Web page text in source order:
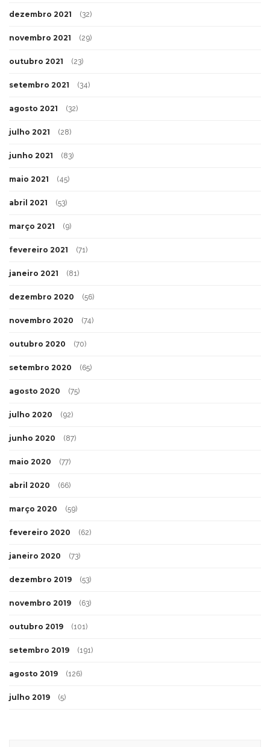
dezembro 2021 (32)
novembro 2021 (29)
outubro 2021 (23)
setembro 2021 (34)
agosto 2021 (32)
julho 2021 (28)
junho 2021 (83)
maio 2021 (45)
abril 2021 (53)
março 2021 (9)
fevereiro 2021 (71)
janeiro 2021 (81)
dezembro 2020 (56)
novembro 2020 (74)
outubro 2020 (70)
setembro 2020 (65)
agosto 2020 (75)
julho 2020 (92)
junho 2020 (87)
maio 2020 (77)
abril 2020 (66)
março 2020 (59)
fevereiro 2020 (62)
janeiro 2020 (73)
dezembro 2019 (53)
novembro 2019 (63)
outubro 2019 (101)
setembro 2019 (191)
agosto 2019 (126)
julho 2019 (5)